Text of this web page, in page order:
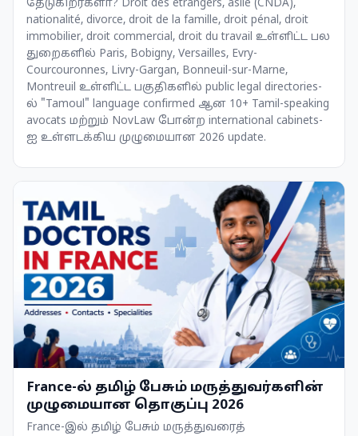
தேடுகிறீர்களா? Droit des étrangers, asile (CNDA),
nationalité, divorce, droit de la famille, droit pénal, droit
immobilier, droit commercial, droit du travail உள்ளிட்ட பல
துறைகளில் Paris, Bobigny, Versailles, Evry-
Courcouronnes, Livry-Gargan, Bonneuil-sur-Marne,
Montreuil உள்ளிட்ட பகுதிகளில் public legal directories-
ல் "Tamoul" language confirmed ஆன 10+ Tamil-speaking
avocats மற்றும் NovLaw போன்ற international cabinets-
ஐ உள்ளடக்கிய முழுமையான 2026 update.
France-ல் தமிழ் பேசும் மருத்துவர்களின்
முழுமையான தொகுப்பு 2026
France-இல் தமிழ் பேசும் மருத்துவரைத்